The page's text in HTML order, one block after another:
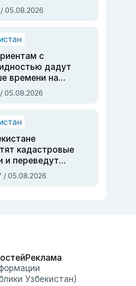
/ 05.08.2026
с
дадут
времени на
/ 05.08.2026
кадастровые
и переведут
в
/ 05.08.2026
Реклама
Узбекистан)